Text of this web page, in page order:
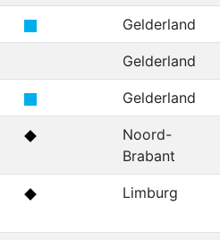
Gelderland
Gelderland
Gelderland
Noord-
Brabant
Limburg